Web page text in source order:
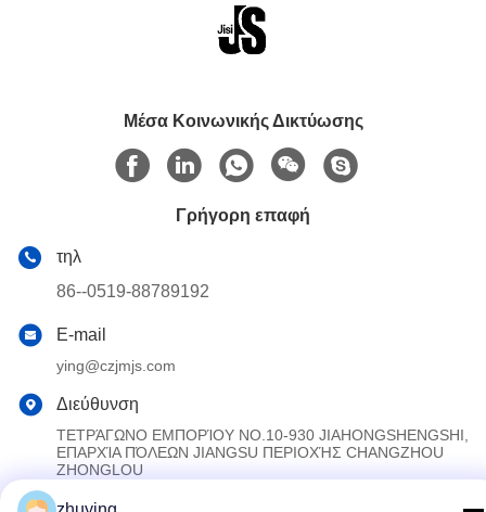
Μέσα Κοινωνικής Δικτύωσης
Γρήγορη επαφή
τηλ
86--0519-88789192
E-mail
ying@czjmjs.com
Διεύθυνση
ΤΕΤΡΆΓΩΝΟ ΕΜΠΟΡΊΟΥ NO.10-930 JIAHONGSHENGSHI,
ΕΠΑΡΧΊΑ ΠΌΛΕΩΝ JIANGSU ΠΕΡΙΟΧΉΣ CHANGZHOU
ZHONGLOU